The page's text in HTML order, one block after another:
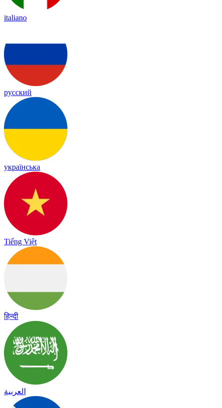
italiano
русский
українська
Tiếng Việt
हिन्दी
العربية